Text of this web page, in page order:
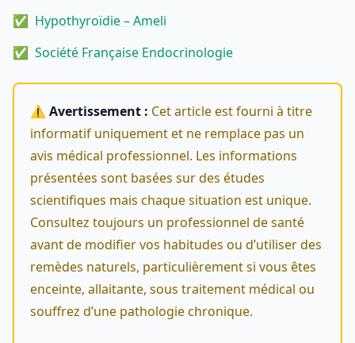
Hypothyroïdie – Ameli
Société Française Endocrinologie
⚠️ Avertissement : Cet article est fourni à titre
informatif uniquement et ne remplace pas un
avis médical professionnel. Les informations
présentées sont basées sur des études
scientifiques mais chaque situation est unique.
Consultez toujours un professionnel de santé
avant de modifier vos habitudes ou d’utiliser des
remèdes naturels, particulièrement si vous êtes
enceinte, allaitante, sous traitement médical ou
souffrez d’une pathologie chronique.